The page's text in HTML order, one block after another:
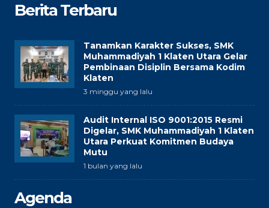
Berita Terbaru
Tanamkan Karakter Sukses, SMK
Muhammadiyah 1 Klaten Utara Gelar
Pembinaan Disiplin Bersama Kodim
Klaten
3 minggu yang lalu
Audit Internal ISO 9001:2015 Resmi
Digelar, SMK Muhammadiyah 1 Klaten
Utara Perkuat Komitmen Budaya
Mutu
1 bulan yang lalu
Agenda